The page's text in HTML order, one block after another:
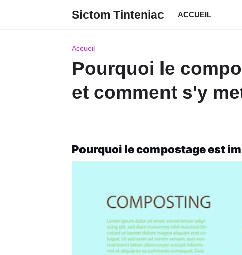
Sictom Tinteniac ACCUEIL
Accueil
Pourquoi le
et comment s'y
Pourquoi le compostage est